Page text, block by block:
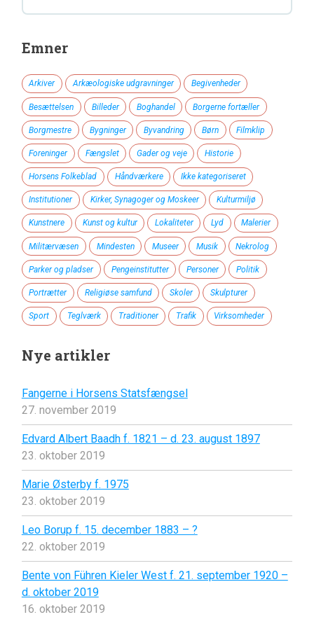
Emner
Arkiver Arkæologiske udgravninger Begivenheder
Besættelsen Billeder Boghandel Borgerne fortæller
Borgmestre Bygninger Byvandring Børn Filmklip
Foreninger Fængslet Gader og veje Historie
Horsens Folkeblad Håndværkere Ikke kategoriseret
Institutioner Kirker, Synagoger og Moskeer Kulturmiljø
Kunstnere Kunst og kultur Lokaliteter Lyd Malerier
Militærvæsen Mindesten Museer Musik Nekrolog
Parker og pladser Pengeinstitutter Personer Politik
Portrætter Religiøse samfund Skoler Skulpturer
Sport Teglværk Traditioner Trafik Virksomheder
Nye artikler
Fangerne i Horsens Statsfængsel
27. november 2019
Edvard Albert Baadh f. 1821 – d. 23. august 1897
23. oktober 2019
Marie Østerby f. 1975
23. oktober 2019
Leo Borup f. 15. december 1883 – ?
22. oktober 2019
Bente von Führen Kieler West f. 21. september 1920 –
d. oktober 2019
16. oktober 2019